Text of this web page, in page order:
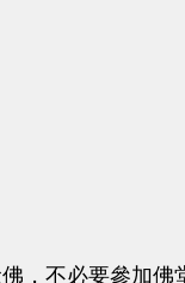
不必要參加佛